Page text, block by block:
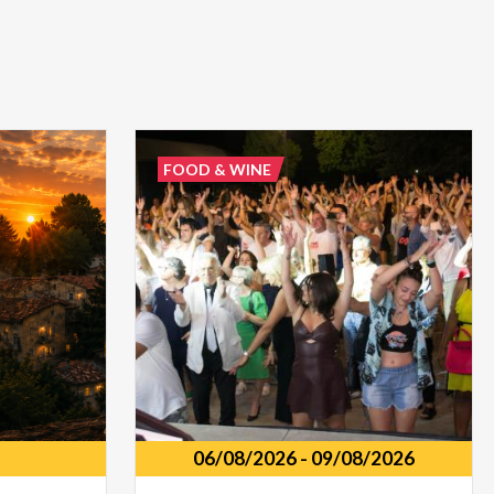
06/08/2026- 09/08/2026
FOOD & WINE